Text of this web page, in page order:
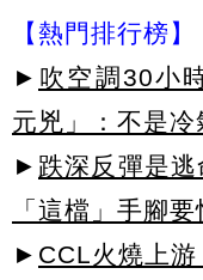
【熱門排行榜】
► 吹空調30小
元兇」：不是冷
► 跌深反彈是
「這檔」手腳要
► CCL火燒上